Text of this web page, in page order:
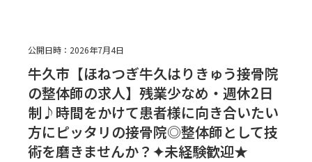
公開日時： 2026年7月4日
牛久市【ほねつぎ牛久はりきゅう接骨院
の整体師の求人】残業少なめ・週休2日
制♪時間をかけて患者様に向き合いたい
方にピッタリの接骨院◎整体師として技
術を磨きませんか？✦未経験歓迎★